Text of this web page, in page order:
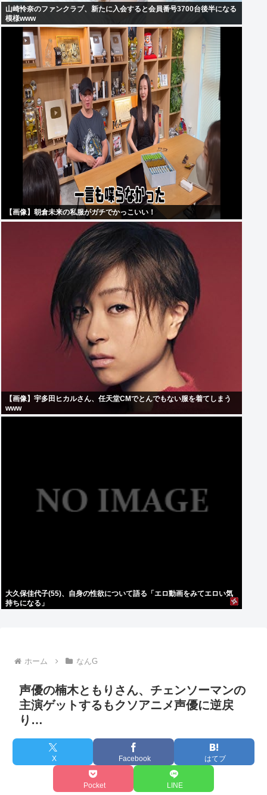
山崎怜奈のファンクラブ、新たに入会すると会員番号3700台後半になる
模様www
【画像】朝倉未来の私服がガチでかっこいい！
【画像】宇多田ヒカルさん、任天堂CMでとんでもない服を着てしまう
www
大久保佳代子(55)、自身の性欲について語る「エロ動画をみてエロい気
持ちになる」
ホーム なんG
声優の楠木ともりさん、チェンソーマンの
主演ゲットするもクソアニメ声優に逆戻
り…
X Facebook はてブ
Pocket LINE